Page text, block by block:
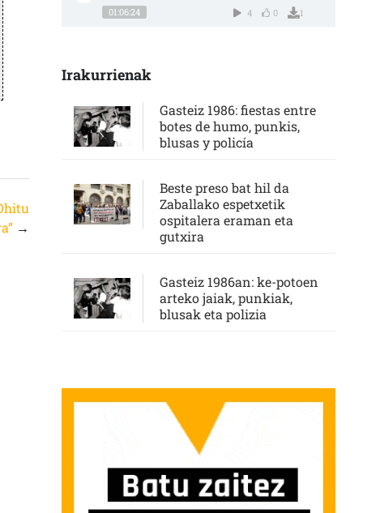
→
01:06:24 4 0 1
Irakurrienak
Gasteiz 1986: fiestas entre
botes de humo, punkis,
blusas y policía
Beste preso bat hil da
Zaballako espetxetik
ospitalera eraman eta
gutxira
Gasteiz 1986an: ke-potoen
arteko jaiak, punkiak,
blusak eta polizia